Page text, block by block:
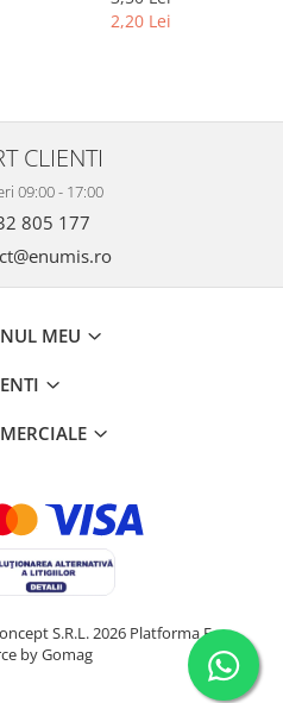
compartimente
2,20 Lei
CLIENTI
09:00 - 17:00
805 177
MEU
S.R.L. 2026 Platforma E-
by Gomag